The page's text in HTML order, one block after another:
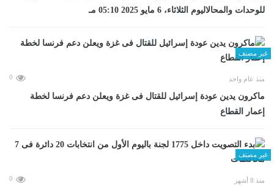
للوحدات والمحالاليوم الثلاثاء، 6 مايو 2025 05:10 مـ
غير مصنف
منذ عام واحد 0
ماكرون يدين عودة إسرائيل للقتال فى غزة ويعلن دعم فرنسا لخطة
إعمار القطاع
غير مصنف
منذ 8 أشهر 0